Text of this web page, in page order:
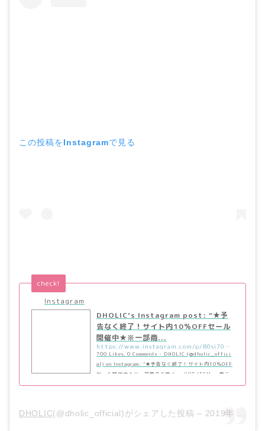
この投稿をInstagramで見る
Instagram
check!
DHOLIC’s Instagram post: “★予
告なく終了！サイト内10％OFFセール
開催中★※一部商...
https://www.instagram.com/p/B0si701gRiR/?utm_source=ig_embed&utm_campaign=loading
700 Likes, 0 Comments - DHOLIC (@dholic_offici
al) on Instagram: “★予告なく終了！サイト内10％OFF
セール開催中★※一部商品を除く⁠ ・HOT ITEM・⁣⁠ 愛ら
しいスリーブデザインのTシャツ♡⁠
DHOLIC(@dholic_official)がシェアした投稿 – 2019年 8月月3日午前2時00分PDT